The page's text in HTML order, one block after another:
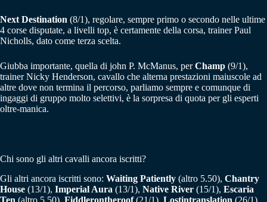
Next Destination (8/1), regolare, sempre primo o secondo nelle ultime
4 corse disputate, a livelli top, è certamente della corsa, trainer Paul
Nicholls, dato come terza scelta.
Giubba importante, quella di john P. McManus, perChamp (9/1),
trainer Nicky Henderson, cavallo che alterna prestazioni maiuscole ad
altre dove non termina il percorso, parliamo sempre e comunque di
ingaggi di gruppo molto selettivi, è la sorpresa di quota per gli esperti
oltre-manica.
Chi sono gli altri cavalli ancora iscritti?
Gli altri ancora iscritti sono: Waiting Patiently (altro 5.50), Chantry
House (13/1), Imperial Aura (13/1), Native River (15/1), Escaria
Ten (altro 5.50), Fiddlerontheroof(21/1), Lostintranslation (26/1),